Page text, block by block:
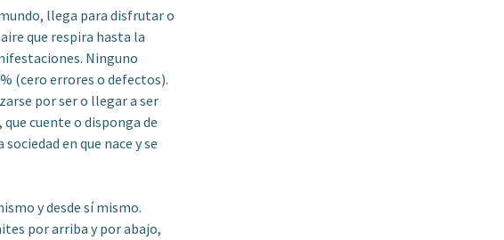
llega para disfrutar o
que respira hasta la
Ninguno
(cero errores o defectos).
por ser o llegar a ser
cuente o disponga de
en que nace y se
y desde sí mismo.
por arriba y por abajo,